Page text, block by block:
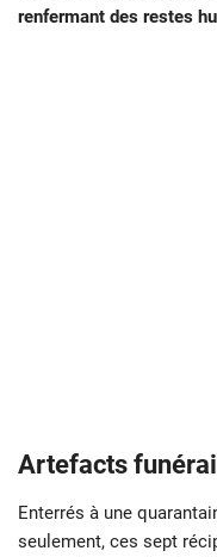
renfermant des restes
Artefacts
Enterrés à une
seulement, ces sept